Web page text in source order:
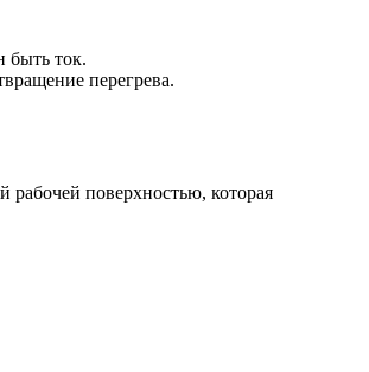
быть ток.
перегрева.
рабочей поверхностью, которая